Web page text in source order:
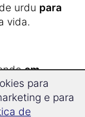
urdu para
vida.
em
pode se
para
e para
de